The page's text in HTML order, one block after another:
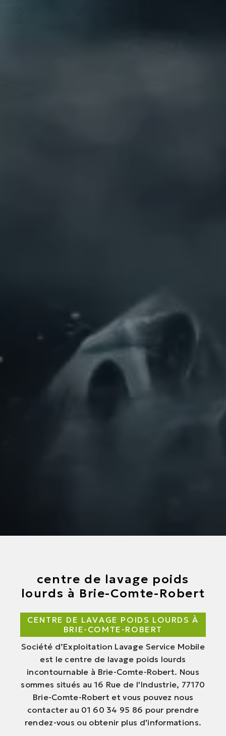
centre de lavage poids
lourds à Brie-Comte-Robert
CENTRE DE LAVAGE POIDS LOURDS À
BRIE-COMTE-ROBERT
Société d’Exploitation Lavage Service Mobile
est le centre de lavage poids lourds
incontournable à Brie-Comte-Robert. Nous
sommes situés au 16 Rue de l'Industrie, 77170
Brie-Comte-Robert et vous pouvez nous
contacter au 01 60 34 95 86 pour prendre
rendez-vous ou obtenir plus d'informations.